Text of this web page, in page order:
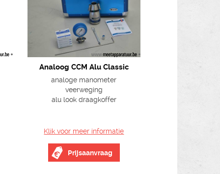
Analoog CCM Alu Classic
analoge manometer
veerweging
alu look draagkoffer
Klik voor meer informatie
Prijsaanvraag